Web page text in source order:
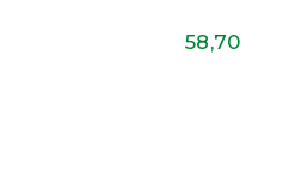
58,70